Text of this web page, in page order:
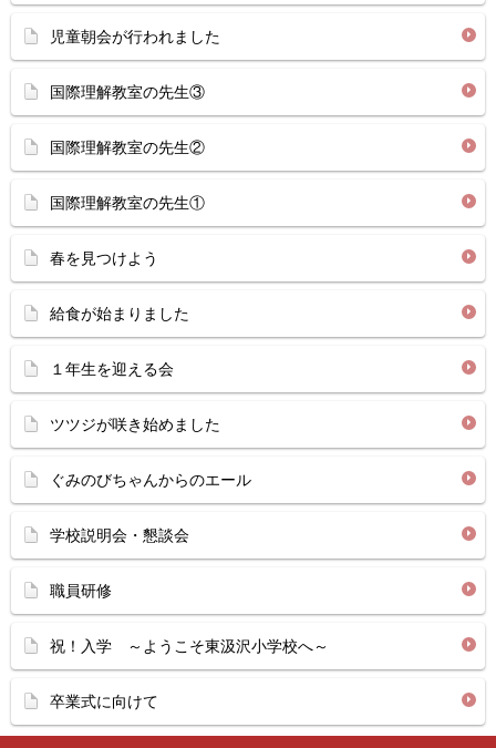
児童朝会が行われました
国際理解教室の先生③
国際理解教室の先生②
国際理解教室の先生①
春を見つけよう
給食が始まりました
１年生を迎える会
ツツジが咲き始めました
ぐみのびちゃんからのエール
学校説明会・懇談会
職員研修
祝！入学 ～ようこそ東汲沢小学校へ～
卒業式に向けて